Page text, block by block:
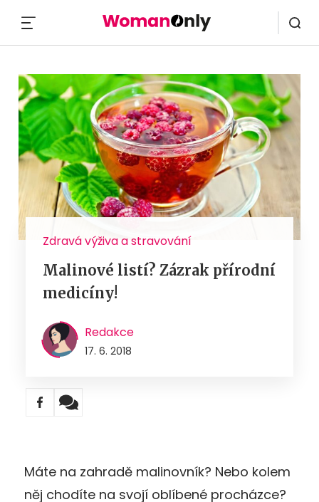
Zdravá výživa a stravování
Malinové listí? Zázrak přírodní
medicíny!
Redakce
17. 6. 2018
Máte na zahradě malinovník? Nebo kolem
něj chodíte na svojí oblíbené procházce?